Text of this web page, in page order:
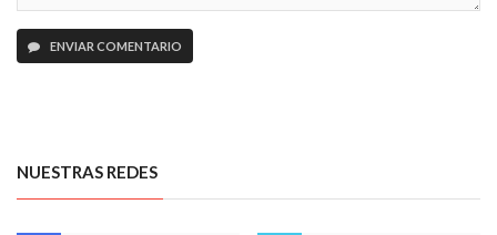
ENVIAR COMENTARIO
NUESTRAS REDES